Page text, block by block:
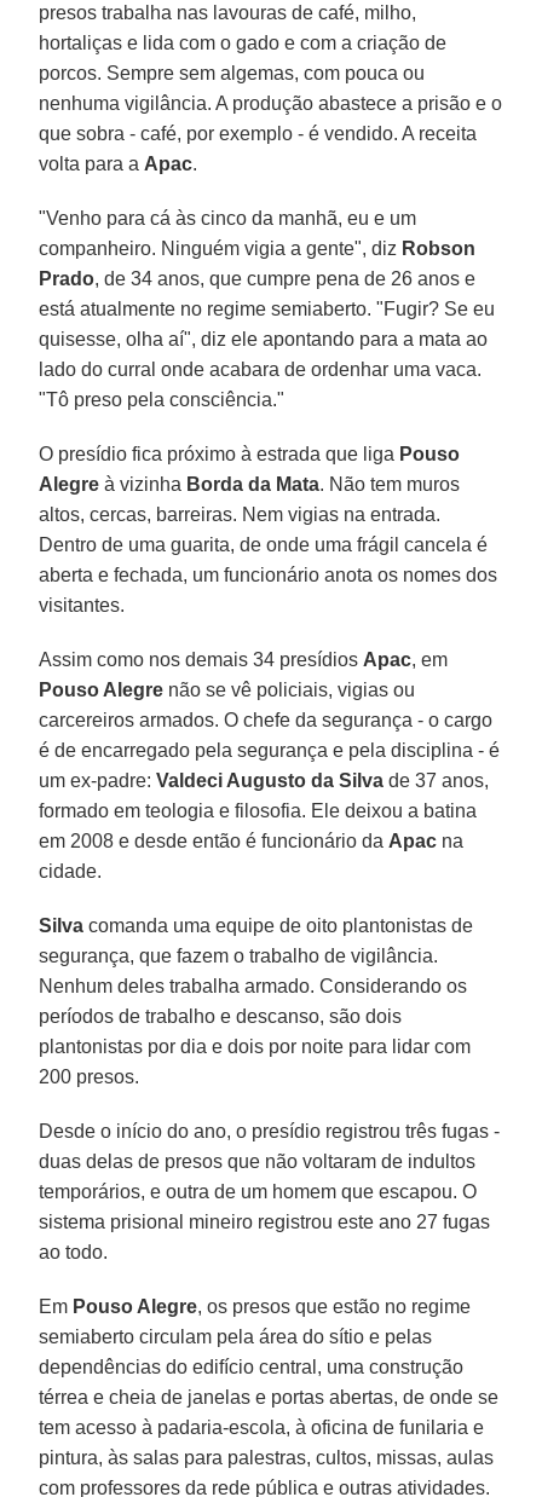
presos trabalha nas lavouras de café, milho,
hortaliças e lida com o gado e com a criação de
porcos. Sempre sem algemas, com pouca ou
nenhuma vigilância. A produção abastece a prisão e o
que sobra - café, por exemplo - é vendido. A receita
volta para a Apac.
"Venho para cá às cinco da manhã, eu e um
companheiro. Ninguém vigia a gente", diz Robson
Prado, de 34 anos, que cumpre pena de 26 anos e
está atualmente no regime semiaberto. "Fugir? Se eu
quisesse, olha aí", diz ele apontando para a mata ao
lado do curral onde acabara de ordenhar uma vaca.
"Tô preso pela consciência."
O presídio fica próximo à estrada que liga Pouso
Alegre à vizinha Borda da Mata. Não tem muros
altos, cercas, barreiras. Nem vigias na entrada.
Dentro de uma guarita, de onde uma frágil cancela é
aberta e fechada, um funcionário anota os nomes dos
visitantes.
Assim como nos demais 34 presídios Apac, em
Pouso Alegre não se vê policiais, vigias ou
carcereiros armados. O chefe da segurança - o cargo
é de encarregado pela segurança e pela disciplina - é
um ex-padre:Valdeci Augusto da Silva de 37 anos,
formado em teologia e filosofia. Ele deixou a batina
em 2008 e desde então é funcionário da Apac na
cidade.
Silva comanda uma equipe de oito plantonistas de
segurança, que fazem o trabalho de vigilância.
Nenhum deles trabalha armado. Considerando os
períodos de trabalho e descanso, são dois
plantonistas por dia e dois por noite para lidar com
200 presos.
Desde o início do ano, o presídio registrou três fugas -
duas delas de presos que não voltaram de indultos
temporários, e outra de um homem que escapou. O
sistema prisional mineiro registrou este ano 27 fugas
ao todo.
Em Pouso Alegre, os presos que estão no regime
semiaberto circulam pela área do sítio e pelas
dependências do edifício central, uma construção
térrea e cheia de janelas e portas abertas, de onde se
tem acesso à padaria-escola, à oficina de funilaria e
pintura, às salas para palestras, cultos, missas, aulas
com professores da rede pública e outras atividades.